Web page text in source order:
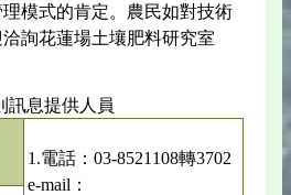
模式的肯定。農民如對技術
詢花蓮場土壤肥料研究室
訊息提供人員
1.電話：03-8521108轉3702
e-mail：